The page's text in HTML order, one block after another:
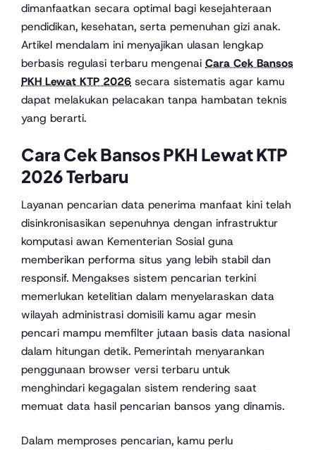
dimanfaatkan secara optimal bagi kesejahteraan
pendidikan, kesehatan, serta pemenuhan gizi anak.
Artikel mendalam ini menyajikan ulasan lengkap
berbasis regulasi terbaru mengenai Cara Cek Bansos
PKH Lewat KTP 2026 secara sistematis agar kamu
dapat melakukan pelacakan tanpa hambatan teknis
yang berarti.
Cara Cek Bansos PKH Lewat KTP
2026 Terbaru
Layanan pencarian data penerima manfaat kini telah
disinkronisasikan sepenuhnya dengan infrastruktur
komputasi awan Kementerian Sosial guna
memberikan performa situs yang lebih stabil dan
responsif. Mengakses sistem pencarian terkini
memerlukan ketelitian dalam menyelaraskan data
wilayah administrasi domisili kamu agar mesin
pencari mampu memfilter jutaan basis data nasional
dalam hitungan detik. Pemerintah menyarankan
penggunaan browser versi terbaru untuk
menghindari kegagalan sistem rendering saat
memuat data hasil pencarian bansos yang dinamis.
Dalam memproses pencarian, kamu perlu